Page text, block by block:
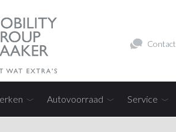
Contact
Autovoorraad Service